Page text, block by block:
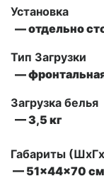
Установка
— отдельно
Тип Загрузки
—
Загрузка белья
— 3,5 кг
Габариты
— 51x44x70 см